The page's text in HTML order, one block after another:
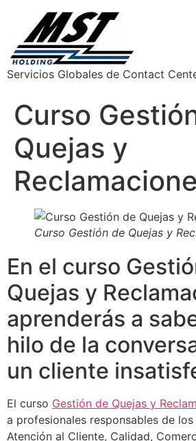
Servicios Globales de Contact
Curso
Quejas y
Curso Gestión de Quejas y
En el curso
Quejas y
aprenderás a
hilo de la
un cliente
El curso Gestión de Quejas y
a profesionales responsables de
Atención al Cliente, Calidad,